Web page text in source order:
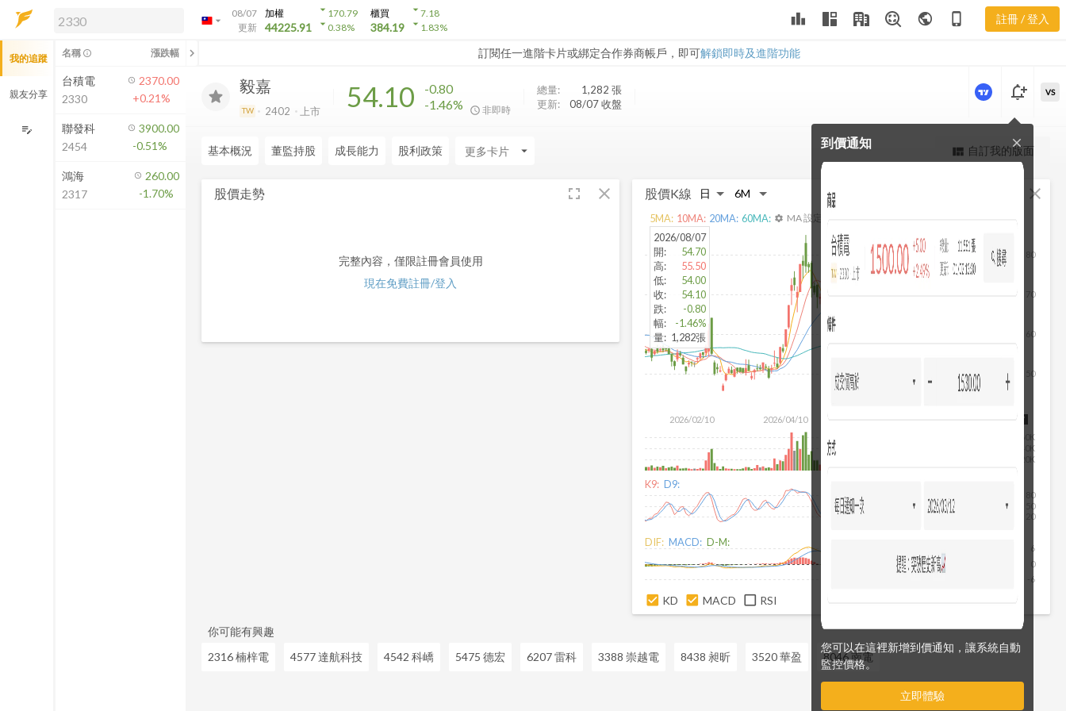
arrow_drop_down
08/07
更新
加權
44225.91
arrow_drop_down170.79
arrow_drop_down0.38%
櫃買
384.19
arrow_drop_down7.18
arrow_drop_down1.83% leaderboard public phone_iphone 註冊 / 登入
訂閱任一進階卡片或綁定合作券商帳戶，即可解鎖即時及進階功能
解鎖即時行情及進階功能
方案」，即可解鎖以下功能：
即時行情
即時市況與排行
成交金額熱力圖
前往方案訂閱
如何綁定合作券商
勢
毅嘉
TW 2402 上市 54.10
-0.80
-1.46%
非即時
總量: 1,282 張
更新:
08/07 收盤
更強大的進階價量圖表
notification_add
到價通知
您可以在這裡新增到價通知，讓系統自動
監控價格。
立即體驗
close
VS
基本概況 董監持股 成長能力 股利政策 arrow_drop_down view_quilt 自訂我的版面
股價走勢 fullscreen close
完整內容，僅限註冊會員使用
現在免費註冊/登入
股價K線 close
2026/02/10 2026/04/10
50
60
70
80
2026/08/07
20K
40K
60K
2026/08/07
開:
54.70
高:
55.50
低:
54.00
收:
54.10
跌:
-0.80
幅:
-1.46%
量: 1,282張
5MA: 10MA: 20MA: 60MA: settings MA 設定
K9: D9:
20
50
80
DIF: MACD: D-M:
-6
0
6
KD MACD RSI
你可能有興趣
2316 楠梓電
4577 達航科技 4542 科嶠 5475 德宏 6207 雷科 3388 崇越電 8438 昶昕 3520 華盈 8046 南電
我的追蹤
親友分享
edit_note
名稱 info_outline 漲跌幅 chevron_left
台積電
2330
2370.00
+0.21%
聯發科
2454
3900.00
-0.51%
鴻海
2317
260.00
-1.70%